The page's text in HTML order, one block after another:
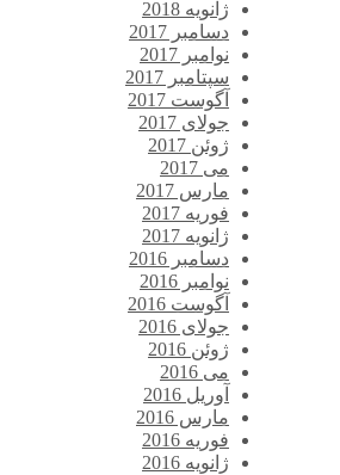
ژانویه 2018
دسامبر 2017
نوامبر 2017
سپتامبر 2017
آگوست 2017
جولای 2017
ژوئن 2017
می 2017
مارس 2017
فوریه 2017
ژانویه 2017
دسامبر 2016
نوامبر 2016
آگوست 2016
جولای 2016
ژوئن 2016
می 2016
آوریل 2016
مارس 2016
فوریه 2016
ژانویه 2016